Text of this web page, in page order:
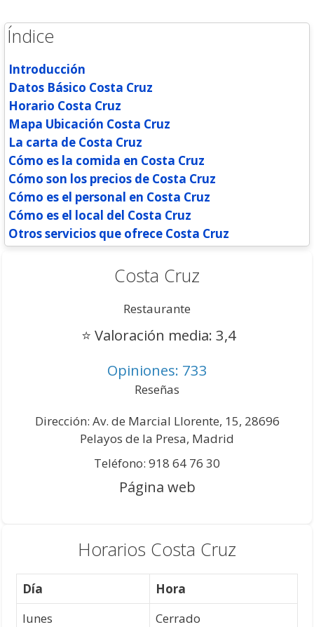
Índice
Introducción
Datos Básico Costa Cruz
Horario Costa Cruz
Mapa Ubicación Costa Cruz
La carta de Costa Cruz
Cómo es la comida en Costa Cruz
Cómo son los precios de Costa Cruz
Cómo es el personal en Costa Cruz
Cómo es el local del Costa Cruz
Otros servicios que ofrece Costa Cruz
Costa Cruz
Restaurante
⭐ Valoración media: 3,4
Opiniones: 733
Reseñas
Dirección: Av. de Marcial Llorente, 15, 28696
Pelayos de la Presa, Madrid
Teléfono: 918 64 76 30
Página web
Horarios Costa Cruz
Día
Hora
lunes
Cerrado